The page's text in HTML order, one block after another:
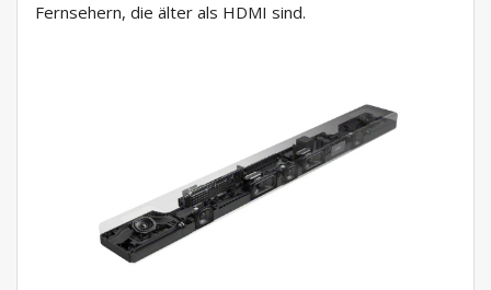
Fernsehern, die älter als HDMI sind.